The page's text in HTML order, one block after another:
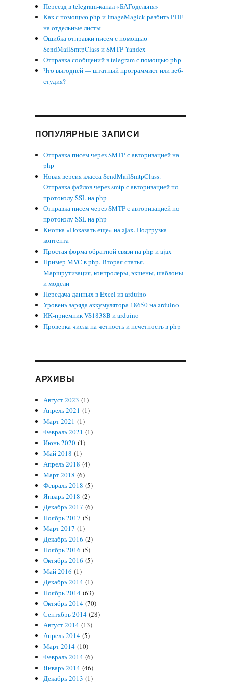
Переезд в telegram-канал «БАГодельня»
Как с помощью php и ImageMagick разбить PDF
на отдельные листы
Ошибка отправки писем с помощью
SendMailSmtpClass и SMTP Yandex
Отправка сообщений в telegram с помощью php
Что выгодней — штатный программист или веб-
студия?
ПОПУЛЯРНЫЕ ЗАПИСИ
Отправка писем через SMTP с авторизацией на
php
Новая версия класса SendMailSmtpClass.
Отправка файлов через smtp с авторизацией по
протоколу SSL на php
Отправка писем через SMTP с авторизацией по
протоколу SSL на php
Кнопка «Показать еще» на ajax. Подгрузка
контента
Простая форма обратной связи на php и ajax
Пример MVC в php. Вторая статья.
Маршрутизация, контролеры, экшены, шаблоны
и модели
Передача данных в Excel из arduino
Уровень заряда аккумулятора 18650 на arduino
ИК-приемник VS1838B и arduino
Проверка числа на четность и нечетность в php
АРХИВЫ
Август 2023 (1)
Апрель 2021 (1)
Март 2021 (1)
Февраль 2021 (1)
Июнь 2020 (1)
Май 2018 (1)
Апрель 2018 (4)
Март 2018 (6)
Февраль 2018 (5)
Январь 2018 (2)
Декабрь 2017 (6)
Ноябрь 2017 (5)
Март 2017 (1)
Декабрь 2016 (2)
Ноябрь 2016 (5)
Октябрь 2016 (5)
Май 2016 (1)
Декабрь 2014 (1)
Ноябрь 2014 (63)
Октябрь 2014 (70)
Сентябрь 2014 (28)
Август 2014 (13)
Апрель 2014 (5)
Март 2014 (10)
Февраль 2014 (6)
Январь 2014 (46)
Декабрь 2013 (1)